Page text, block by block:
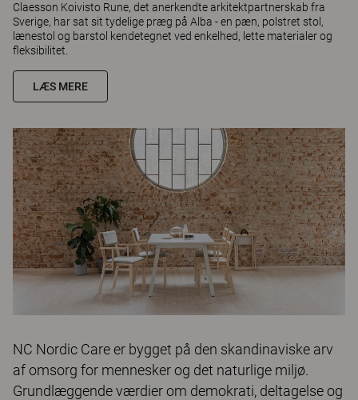
Claesson Koivisto Rune, det anerkendte arkitektpartnerskab fra
Sverige, har sat sit tydelige præg på Alba - en pæn, polstret stol,
lænestol og barstol kendetegnet ved enkelhed, lette materialer og
fleksibilitet.
LÆS MERE
NC Nordic Care er bygget på den skandinaviske arv
af omsorg for mennesker og det naturlige miljø.
Grundlæggende værdier om demokrati, deltagelse og